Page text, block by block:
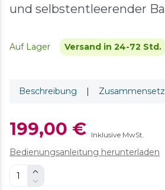
und selbstentleerender
Auf Lager Versand in 24-72 Std.
Beschreibung |
199,00 € Inklusive MwSt.
Bedienungsanleitung herunterladen